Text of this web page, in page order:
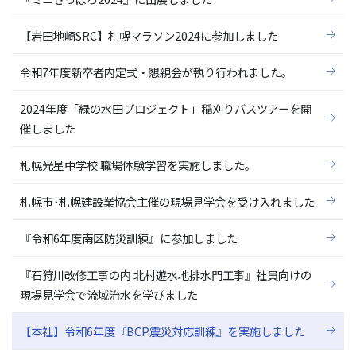
【岩田地崎SRC】札幌マラソン2024に参加しました
令和7年度新卒者内定式・懇親会が執り行われました。
2024年度「緑の水田プロジェクト」稲刈りバスツアーを開
催しました
札幌光星中学校 職場体験学習を実施しました。
札幌市･札幌建設業協会主催の現場見学会を受け入れました
『令和6年度南区防災訓練』に参加しました
『石狩川改修工事の内 北村遊水地排水門工事』社員向けの
現場見学会で流域治水を学びました
【本社】令和6年度『BCP震災対応訓練』を実施しました